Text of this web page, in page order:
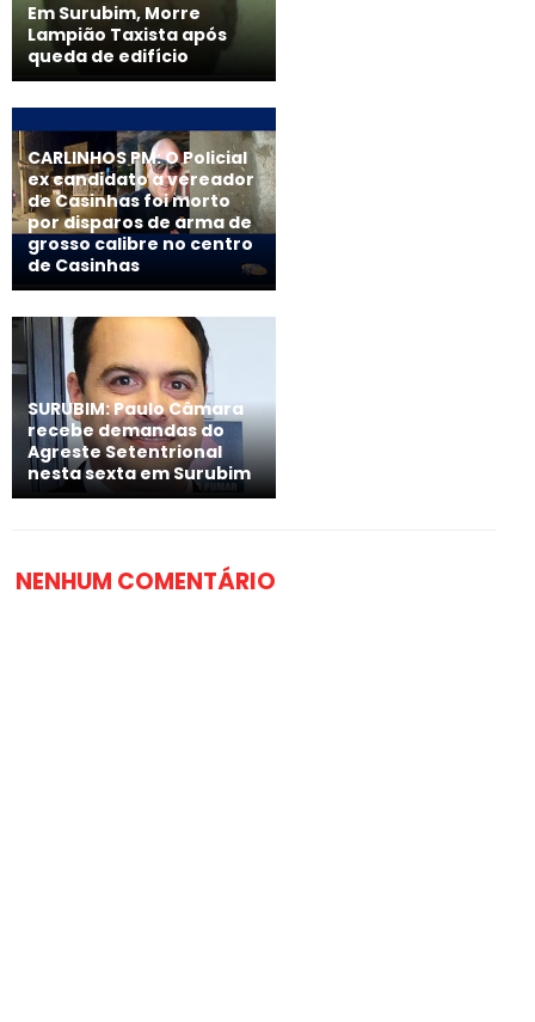
Em Surubim, Morre
Lampião Taxista após
queda de edifício
CARLINHOS PM: O Policial
ex candidato a vereador
de Casinhas foi morto
por disparos de arma de
grosso calibre no centro
de Casinhas
SURUBIM: Paulo Câmara
recebe demandas do
Agreste Setentrional
nesta sexta em Surubim
NENHUM COMENTÁRIO